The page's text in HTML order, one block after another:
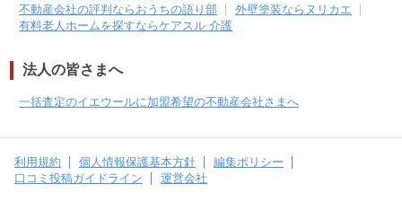
不動産会社の評判ならおうちの語り部
外壁塗装ならヌリカエ
有料老人ホームを探すならケアスル 介護
法人の皆さまへ
一括査定のイエウールに加盟希望の不動産会社さまへ
利用規約 個人情報保護基本方針
編集ポリシー
口コミ投稿ガイドライン
運営会社